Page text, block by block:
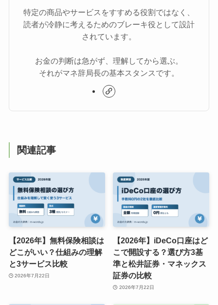
特定の商品やサービスをすすめる役割ではなく、
読者が冷静に考えるためのブレーキ役として設計
されています。
お金の判断は急がず、理解してから選ぶ。
それがマネ辞局長の基本スタンスです。
関連記事
【2026年】無料保険相談は
どこがいい？仕組みの理解
と3サービス比較
2026年7月22日
【2026年】iDeCo口座はど
こで開設する？選び方3基
準と松井証券・マネックス
証券の比較
2026年7月22日